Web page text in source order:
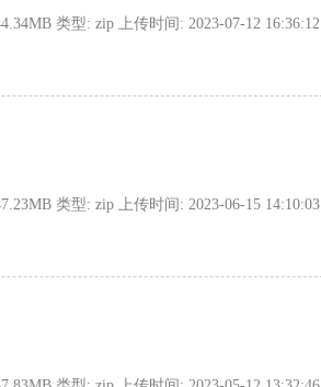
类型: zip 上传时间: 2023-07-12 16:36:12
类型: zip 上传时间: 2023-06-15 14:10:03